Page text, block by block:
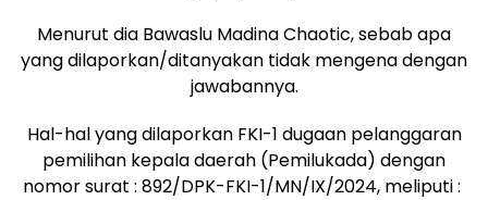
Menurut dia Bawaslu Madina Chaotic, sebab apa
yang dilaporkan/ditanyakan tidak mengena dengan
jawabannya.
Hal-hal yang dilaporkan FKI-1 dugaan pelanggaran
pemilihan kepala daerah (Pemilukada) dengan
nomor surat : 892/DPK-FKI-1/MN/IX/2024, meliputi :